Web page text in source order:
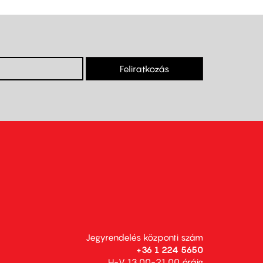
Feliratkozás
Jegyrendelés központi szám
+36 1 224 5650